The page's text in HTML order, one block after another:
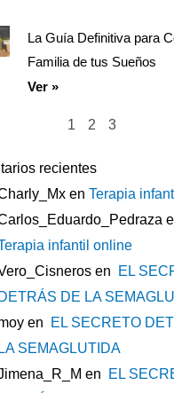
La Guía Definitiva para
Familia de tus Sueños
Ver »
1 2 3
recientes
en Terapia
infantil online
en
EL
DETRÁS DE LA
en
EL SECRETO
LA SEMAGLUTIDA
en
EL